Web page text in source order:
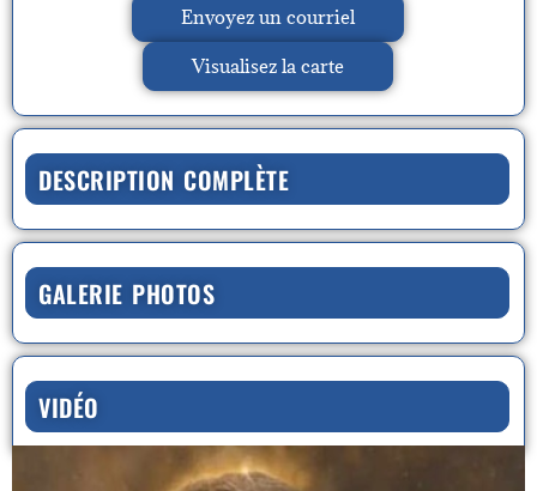
Envoyez un courriel
Visualisez la carte
DESCRIPTION COMPLÈTE
GALERIE PHOTOS
VIDÉO